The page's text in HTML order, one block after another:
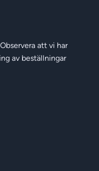
att vi har
av beställningar